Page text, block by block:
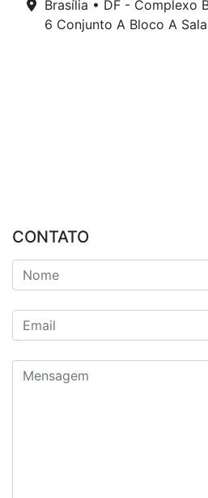
Brasília • DF - Complexo
6 Conjunto A Bloco A
CONTATO